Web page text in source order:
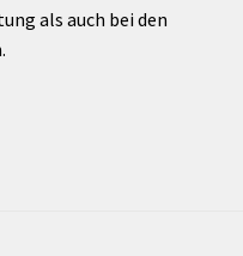
als auch bei den